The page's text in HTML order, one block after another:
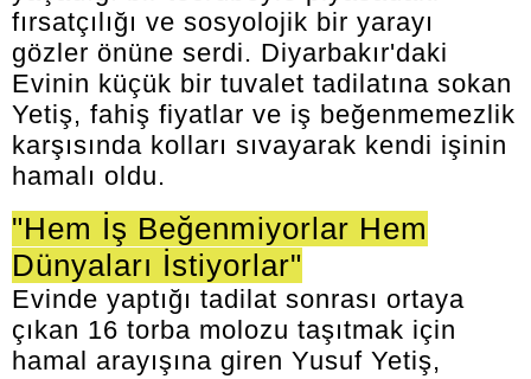
fırsatçılığı ve sosyolojik bir yarayı
gözler önüne serdi. Diyarbakır'daki
Evinin küçük bir tuvalet tadilatına sokan
Yetiş, fahiş fiyatlar ve iş beğenmemezlik
karşısında kolları sıvayarak kendi işinin
hamalı oldu.
"Hem İş Beğenmiyorlar Hem
Dünyaları İstiyorlar"
Evinde yaptığı tadilat sonrası ortaya
çıkan 16 torba molozu taşıtmak için
hamal arayışına giren Yusuf Yetiş,